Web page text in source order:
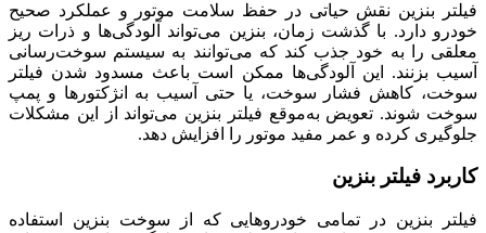
فیلتر بنزین نقش حیاتی در حفظ سلامت موتور و عملکرد صحیح
خودرو دارد. با گذشت زمان، بنزین می‌تواند آلودگی‌ها و ذرات ریز
معلقی را به خود جذب کند که می‌توانند به سیستم سوخت‌رسانی
آسیب بزنند. این آلودگی‌ها ممکن است باعث مسدود شدن فیلتر
سوخت، کاهش فشار سوخت، یا حتی آسیب به انژکتورها و پمپ
سوخت شوند. تعویض به‌موقع فیلتر بنزین می‌تواند از این مشکلات
جلوگیری کرده و عمر مفید موتور را افزایش دهد.
کاربرد فیلتر بنزین
فیلتر بنزین در تمامی خودروهایی که از سوخت بنزین استفاده